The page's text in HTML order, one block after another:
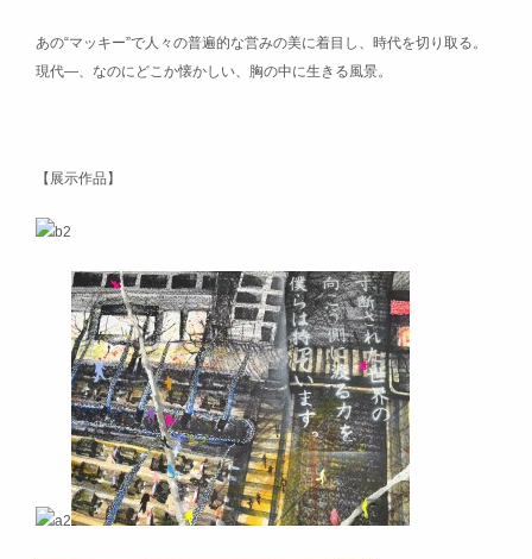
あの“マッキー”で人々の普遍的な営みの美に着目し、時代を切り取る。
現代―、なのにどこか懐かしい、胸の中に生きる風景。
【展示作品】